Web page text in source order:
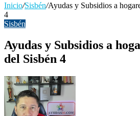
azar
Inicio/Sisbén/Ayudas y Subsidios a
4
Sisbén
Ayudas y Subsidios a
del Sisbén 4